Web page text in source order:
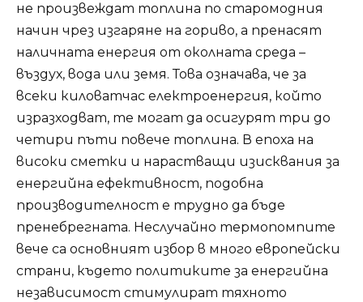
не произвеждат топлина по старомодния
начин чрез изгаряне на гориво, а пренасят
наличната енергия от околната среда –
въздух, вода или земя. Това означава, че за
всеки киловатчас електроенергия, който
изразходват, те могат да осигурят три до
четири пъти повече топлина. В епоха на
високи сметки и нарастващи изисквания за
енергийна ефективност, подобна
производителност е трудно да бъде
пренебрегната. Неслучайно термопомпите
вече са основният избор в много европейски
страни, където политиките за енергийна
независимост стимулират тяхното